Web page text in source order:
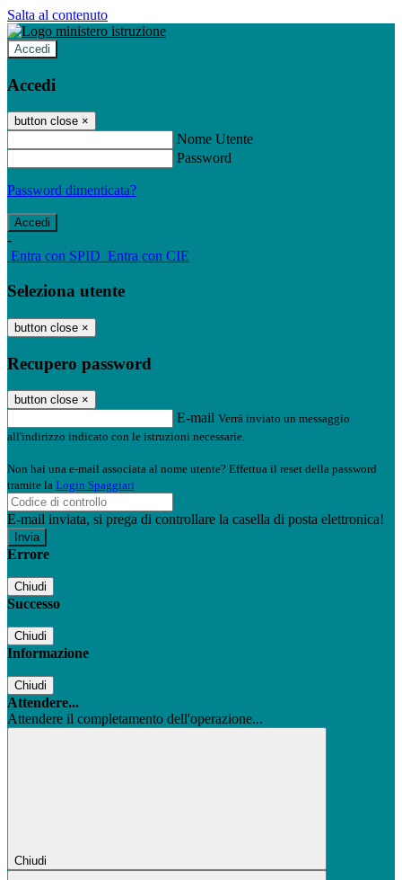
Salta al contenuto
Accedi
Accedi
button close ×
Nome Utente
Password
Password dimenticata?
-
Entra con SPID Entra con CIE
Seleziona utente
button close ×
Recupero password
button close ×
E-mail Verrà inviato un messaggio
all'indirizzo indicato con le istruzioni necessarie.
Non hai una e-mail associata al nome utente? Effettua il reset della password
tramite la Login Spaggiari
E-mail inviata, si prega di controllare la casella di posta elettronica!
Errore
Chiudi
Successo
Chiudi
Informazione
Chiudi
Attendere...
Attendere il completamento dell'operazione...
Chiudi